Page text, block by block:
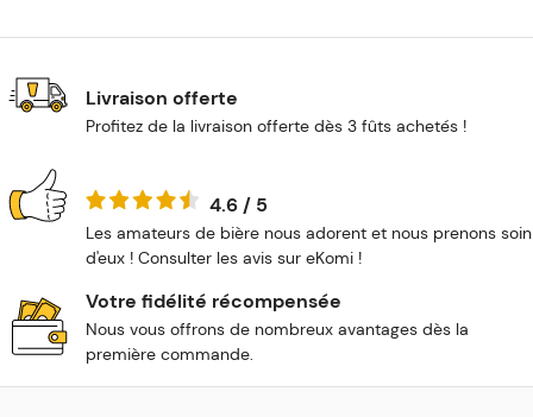
Livraison offerte
Profitez de la livraison offerte dès 3 fûts achetés !
4.6 / 5
Les amateurs de bière nous adorent et nous prenons soin
d'eux ! Consulter les avis sur eKomi !
Votre fidélité récompensée
Nous vous offrons de nombreux avantages dès la
première commande.